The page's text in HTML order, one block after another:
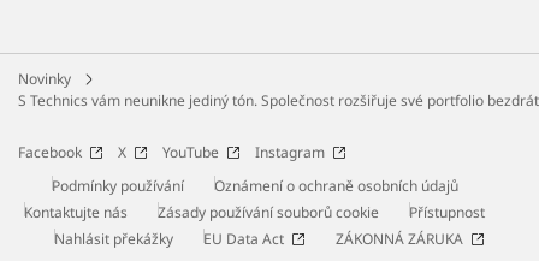
Novinky
S Technics vám neunikne jediný tón. Společnost rozšiřuje své portfolio
Facebook X YouTube
Instagram
Podmínky používání
Oznámení o ochraně osobních údajů
Kontaktujte nás
Zásady používání souborů cookie
Přístupnost
Nahlásit překážky
EU Data Act
ZÁKONNÁ ZÁRUKA